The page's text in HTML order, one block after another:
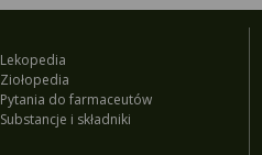
Lekopedia
Ziołopedia
Pytania do farmaceutów
Substancje i składniki